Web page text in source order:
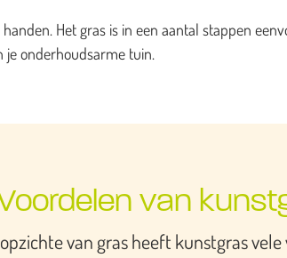
Het gras is in een aantal stappen
je onderhoudsarme tuin.
van
van gras heeft kunstgras